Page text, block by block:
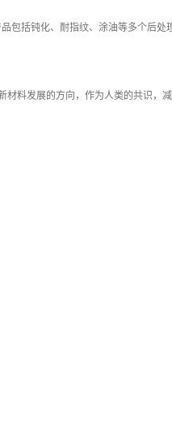
包括钝化、耐指纹、涂油等多个后
料发展的方向，作为人类的共识，